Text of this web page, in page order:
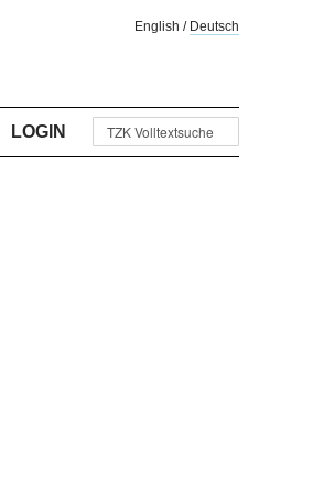
English / Deutsch
LOGIN